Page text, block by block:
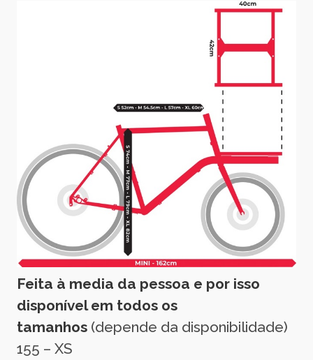
Feita à media da pessoa e por isso
disponível em todos os
tamanhos (depende da disponibilidade)
155 – XS